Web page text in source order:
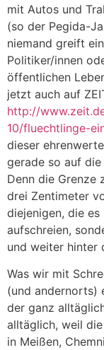
mit Autos und
(so der Pegida-
niemand greift
Politiker/innen
öffentlichen
jetzt auch auf
http://
10/fluechtlinge-
dieser
gerade so auf
Denn die Grenze
drei Zentimeter
diejenigen, die
aufschreien,
und weiter hinter
Was wir mit
(und andernorts)
der ganz
alltäglich, weil
in Meißen,